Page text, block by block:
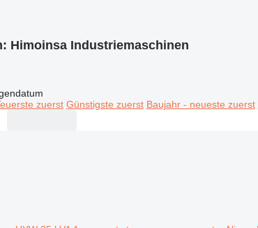
Himoinsa Industriemaschinen
zuerst Günstigste zuerst Baujahr - neueste zuerst